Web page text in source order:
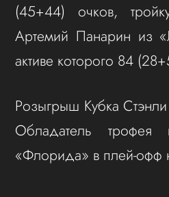
(45+44) очков,
Артемий Панарин из
активе которого 84
Розыгрыш Кубка Стэнли
Обладатель трофея
«Флорида» в плей‑офф